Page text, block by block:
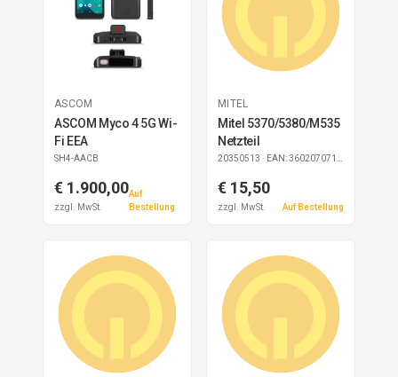
ASCOM
ASCOM Myco 4 5G Wi-
Fi EEA
SH4-AACB
€ 1.900,00
zzgl. MwSt.
Auf
Bestellung
MITEL
Mitel 5370/5380/M535
Netzteil
20350513 · EAN: 3602070712356
€ 15,50
zzgl. MwSt. Auf Bestellung